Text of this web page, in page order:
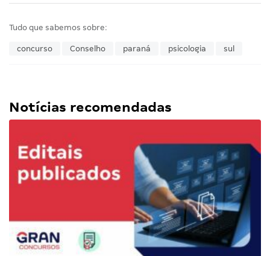
Tudo que sabemos sobre:
concurso Conselho paraná psicologia sul
Notícias recomendadas